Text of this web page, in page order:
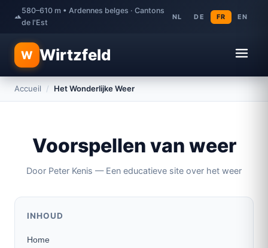
580–610 m • Ardennes belges · Cantons
de l'Est
NL DE FR EN
W Wirtzfeld
Accueil / Het Wonderlijke Weer
Voorspellen van weer
Door Peter Kenis — Een educatieve site over het weer
INHOUD
Home